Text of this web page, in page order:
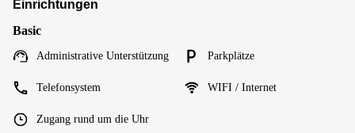
Einrichtungen
Basic
Administrative Unterstützung Parkplätze
Telefonsystem WIFI / Internet
Zugang rund um die Uhr